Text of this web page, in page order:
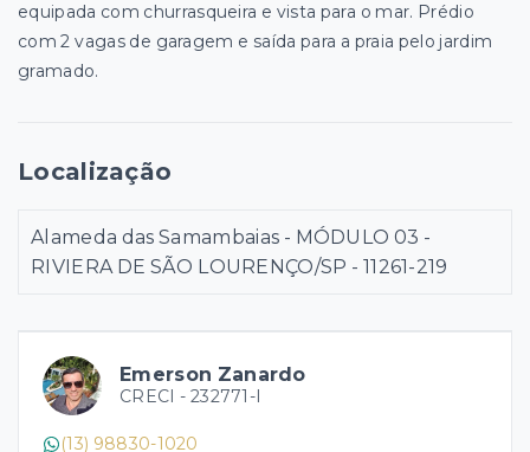
Emerson Zanardo
CRECI - 232771-I
(13) 98830-1020
equipada com churrasqueira e vista para o mar. Prédio
com 2 vagas de garagem e saída para a praia pelo jardim
gramado.
Localização
Alameda das Samambaias - MÓDULO 03 -
RIVIERA DE SÃO LOURENÇO/SP - 11261-219